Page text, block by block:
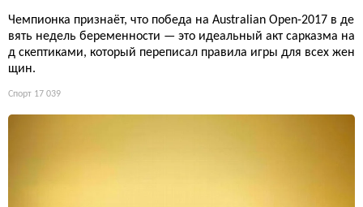
Чемпионка признаёт, что победа на Australian Open-2017 в де
вять недель беременности — это идеальный акт сарказма на
д скептиками, который переписал правила игры для всех жен
щин.
Спорт 17 039